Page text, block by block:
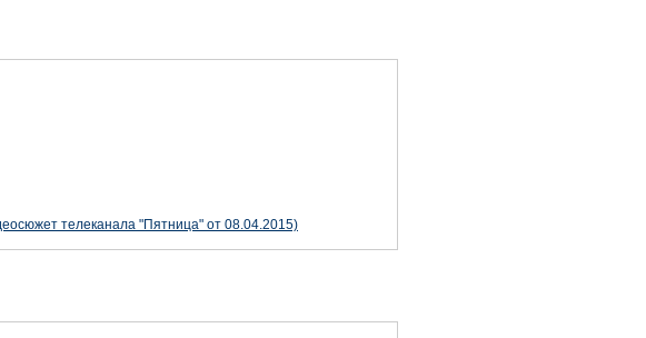
телеканала "Пятница" от 08.04.2015)